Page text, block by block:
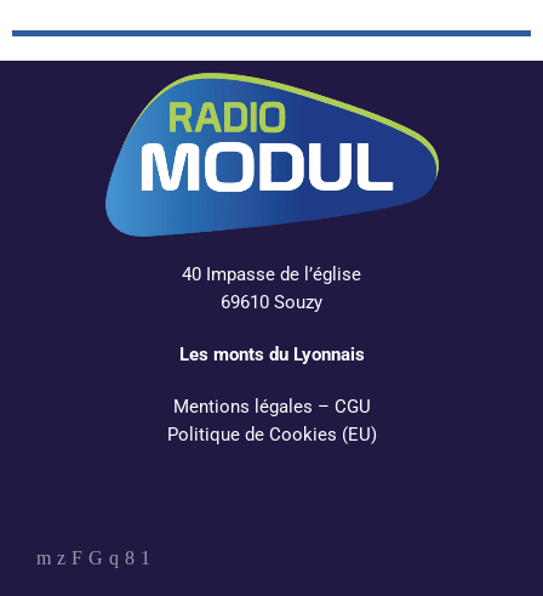
40 Impasse de l’église
69610 Souzy
Les monts du Lyonnais
Mentions légales – CGU
Politique de Cookies (EU)